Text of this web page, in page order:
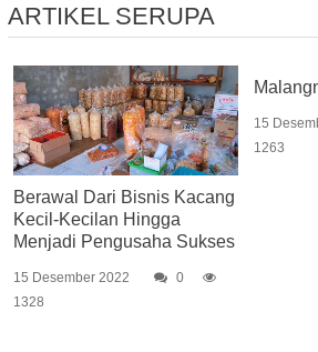
ARTIKEL SERUPA
Berawal Dari Bisnis Kacang
Kecil-Kecilan Hingga
Menjadi Pengusaha Sukses
15 Desember 2022
0
1328
15
1263